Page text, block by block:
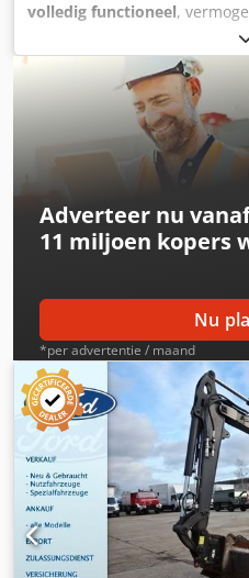
volledig functioneel,
bedrijfsturen:5.900 h,
snelwisselsysteem, Volvo
Bouwjaar 2004 ca. 5.900 uur
kW Volvo 4-cilindermotor
snelwissel Cjdpezhmc Ejfx
Adverteer nu
11 miljoen kopers
Nu
*per advertentie / maand